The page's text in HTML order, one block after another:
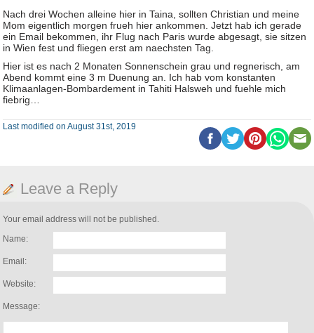
Nach drei Wochen alleine hier in Taina, sollten Christian und meine
Mom eigentlich morgen frueh hier ankommen. Jetzt hab ich gerade
ein Email bekommen, ihr Flug nach Paris wurde abgesagt, sie sitzen
in Wien fest und fliegen erst am naechsten Tag.
Hier ist es nach 2 Monaten Sonnenschein grau und regnerisch, am
Abend kommt eine 3 m Duenung an. Ich hab vom konstanten
Klimaanlagen-Bombardement in Tahiti Halsweh und fuehle mich
fiebrig…
Last modified on August 31st, 2019
Leave a Reply
Your email address will not be published.
Name:
Email:
Website:
Message: